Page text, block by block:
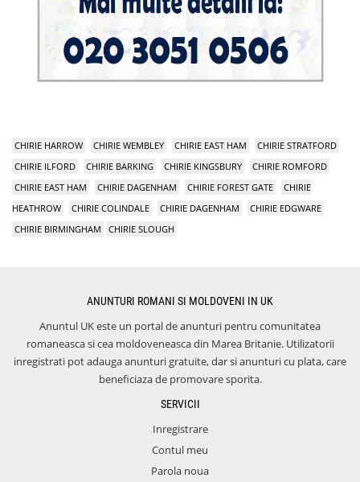
CHIRIE HARROW CHIRIE WEMBLEY CHIRIE EAST HAM
CHIRIE STRATFORD
CHIRIE ILFORD
CHIRIE BARKING CHIRIE KINGSBURY
CHIRIE ROMFORD
CHIRIE EAST HAM
CHIRIE DAGENHAM CHIRIE FOREST GATE
CHIRIE
HEATHROW
CHIRIE COLINDALE CHIRIE DAGENHAM
CHIRIE EDGWARE
CHIRIE BIRMINGHAM
CHIRIE SLOUGH
ANUNTURI ROMANI SI MOLDOVENI IN UK
Anuntul UK este un portal de anunturi pentru comunitatea
romaneasca si cea moldoveneasca din Marea Britanie. Utilizatorii
inregistrati pot adauga anunturi gratuite, dar si anunturi cu plata, care
beneficiaza de promovare sporita.
SERVICII
Inregistrare
Contul meu
Parola noua